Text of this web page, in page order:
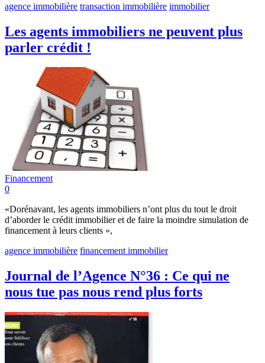
agence immobilière transaction immobilière immobilier
Les agents immobiliers ne peuvent plus
parler crédit !
Financement
0
«Dorénavant, les agents immobiliers n’ont plus du tout le droit
d’aborder le crédit immobilier et de faire la moindre simulation de
financement à leurs clients »,
agence immobilière financement immobilier
Journal de l’Agence N°36 : Ce qui ne
nous tue pas nous rend plus forts